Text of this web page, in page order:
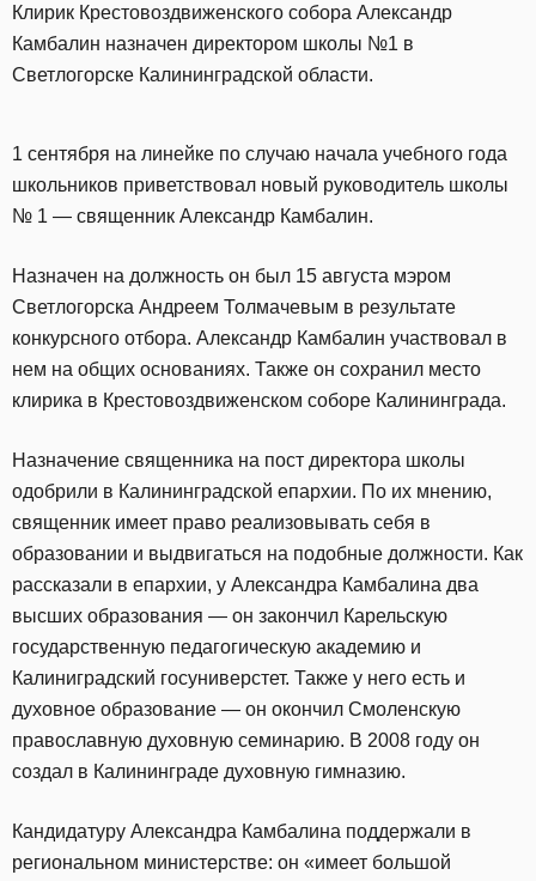
Клирик Крестовоздвиженского собора Александр
Камбалин назначен директором школы №1 в
Светлогорске Калининградской области.
1 сентября на линейке по случаю начала учебного года
школьников приветствовал новый руководитель школы
№ 1 — священник Александр Камбалин.
Назначен на должность он был 15 августа мэром
Светлогорска Андреем Толмачевым в результате
конкурсного отбора. Александр Камбалин участвовал в
нем на общих основаниях. Также он сохранил место
клирика в Крестовоздвиженском соборе Калининграда.
Назначение священника на пост директора школы
одобрили в Калининградской епархии. По их мнению,
священник имеет право реализовывать себя в
образовании и выдвигаться на подобные должности. Как
рассказали в епархии, у Александра Камбалина два
высших образования — он закончил Карельскую
государственную педагогическую академию и
Калиниградский госуниверстет. Также у него есть и
духовное образование — он окончил Смоленскую
православную духовную семинарию. В 2008 году он
создал в Калининграде духовную гимназию.
Кандидатуру Александра Камбалина поддержали в
региональном министерстве: он «имеет большой